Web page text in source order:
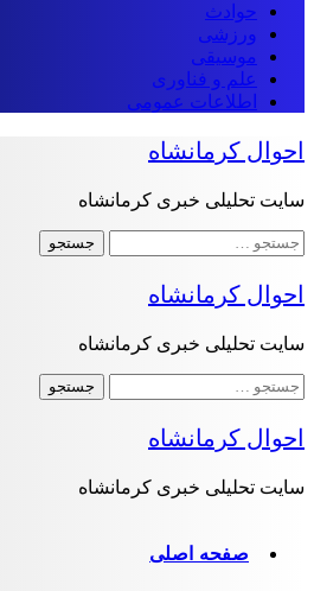
حوادث
ورزشی
موسیقی
علم و فناوری
اطلاعات عمومی
احوال کرمانشاه
سایت تحلیلی خبری کرمانشاه
جستجو
برای:
احوال کرمانشاه
سایت تحلیلی خبری کرمانشاه
جستجو
برای:
احوال کرمانشاه
سایت تحلیلی خبری کرمانشاه
صفحه اصلی